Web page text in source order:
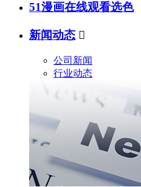
51漫画在线观看选色
新闻动态 
公司新闻
行业动态